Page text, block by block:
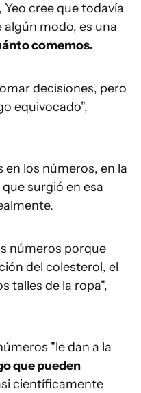
cree que todavía
modo, es una
comemos.
decisiones, pero
equivocado",
en los números, en la
surgió en esa
números porque
del colesterol, el
talles de la ropa",
"le dan a la
que pueden
científicamente